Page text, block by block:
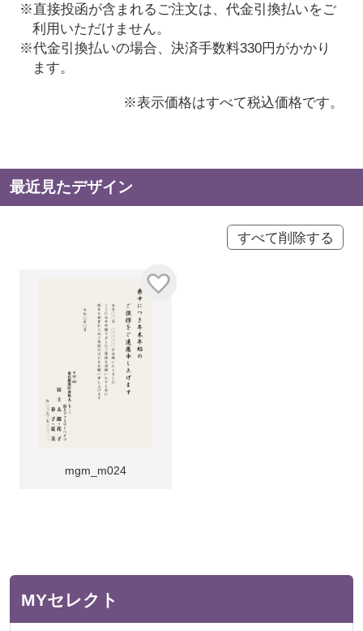
※直接投函が含まれるご注文は、代金引換払いをご
利用いただけません。
※代金引換払いの場合、決済手数料330円がかかり
ます。
※表示価格はすべて税込価格です。
最近見たデザイン
すべて削除する
mgm_m024
MYセレクト